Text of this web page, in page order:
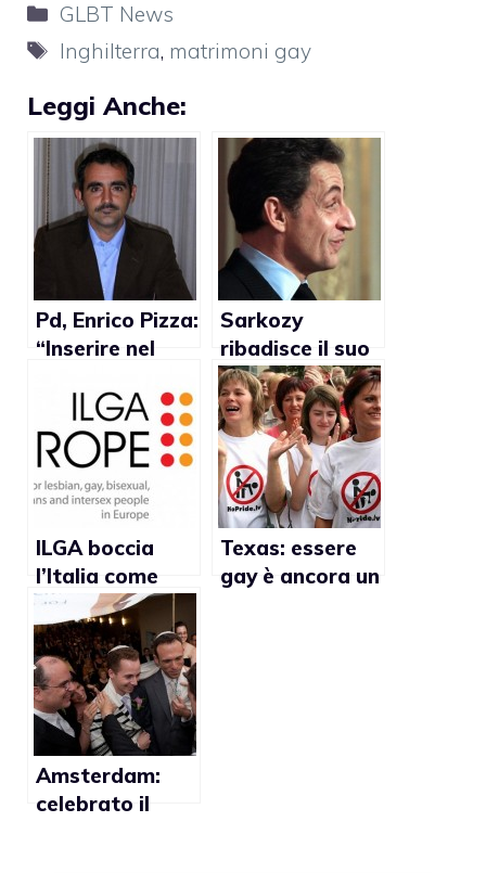
Categorie
GLBT News
Tag
Inghilterra, matrimoni gay
Leggi Anche:
Pd, Enrico Pizza:
“Inserire nel
legge sulle
unioni gay o
esco dal
partito”
Sarkozy
ribadisce il suo
no ai matrimoni
gay
ILGA boccia
l’Italia come
paese meno
gay friendly in
Europa dopo
Cipro
Texas: essere
gay è ancora un
Amsterdam:
celebrato il